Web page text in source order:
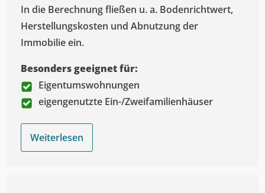
In die Berechnung fließen u. a. Bodenrichtwert,
Herstellungskosten und Abnutzung der
Immobilie ein.
Besonders geeignet für:
Eigentumswohnungen
eigengenutzte Ein-/Zweifamilienhäuser
Weiterlesen